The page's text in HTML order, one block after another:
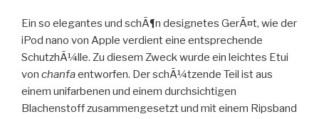
Ein so elegantes und schÃ¶n designetes GerÃ¤t, wie der
iPod nano von Apple verdient eine entsprechende
SchutzhÃ¼lle. Zu diesem Zweck wurde ein leichtes Etui
von chanfaentworfen. Der schÃ¼tzende Teil ist aus
einem unifarbenen und einem durchsichtigen
Blachenstoff zusammengesetzt und mit einem Ripsband